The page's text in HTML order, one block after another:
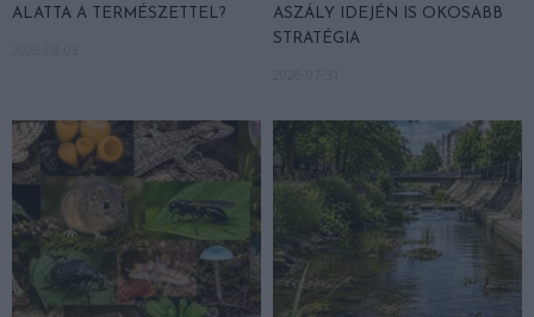
ALATTA A TERMÉSZETTEL?
ASZÁLY IDEJÉN IS OKOSABB
STRATÉGIA